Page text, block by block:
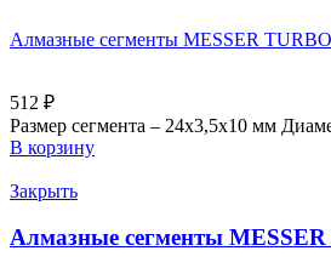
Алмазные сегменты MESSER
512 ₽
Размер сегмента – 24х3,5х10 мм
В корзину
Закрыть
Алмазные сегменты